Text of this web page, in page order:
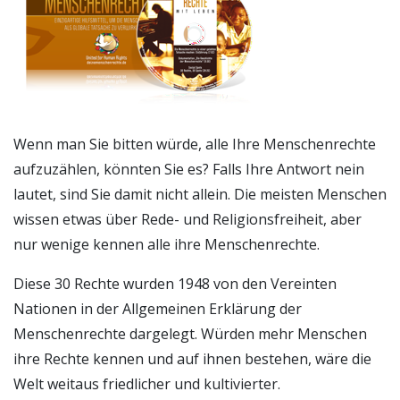
Wenn man Sie bitten würde, alle Ihre Menschenrechte
aufzuzählen, könnten Sie es? Falls Ihre Antwort nein
lautet, sind Sie damit nicht allein. Die meisten Menschen
wissen etwas über Rede- und Religionsfreiheit, aber
nur wenige kennen alle ihre Menschenrechte.
Diese 30 Rechte wurden 1948 von den Vereinten
Nationen in der Allgemeinen Erklärung der
Menschenrechte dargelegt. Würden mehr Menschen
ihre Rechte kennen und auf ihnen bestehen, wäre die
Welt weitaus friedlicher und kultivierter.